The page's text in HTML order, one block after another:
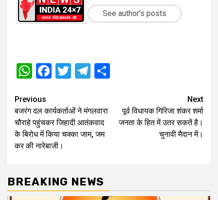
See author's posts
WhatsApp
Facebook
TwitterTelegram
Post
navigation
Previous
बजरंग दल कार्यकर्ताओं ने मंगलवारा
चौराहे पहुंचकर जिहादी आतंकवाद
के बिरोध में किया चक्का जाम, जम
कर की नारेबाजी।
Next
पूर्व विधायक गिरिजा शंकर शर्मा
जनता के हित में उतर सकतें है।
चुनावी मैदान में।
BREAKING NEWS